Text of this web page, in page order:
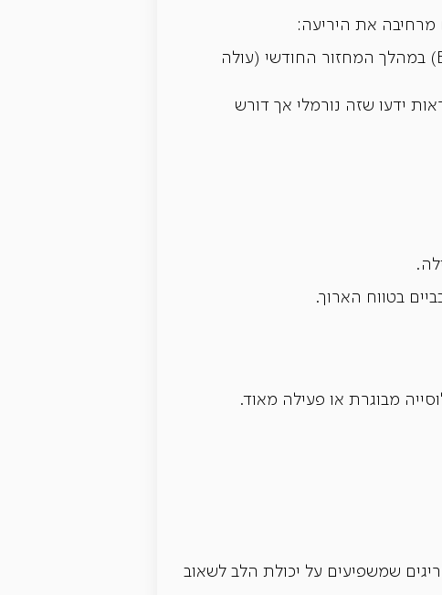
מרחיבה את היריעה:
מחזור חודשי - דופק המנוחה של אישה יכול להשתנות ב-3 עד 5 פעימות לדקה (BPM) במהלך המחזור החודשי (עולה
ידעו שזה נורמלי אך דורש
שמשפיעים על יכולת הלב לשאוב